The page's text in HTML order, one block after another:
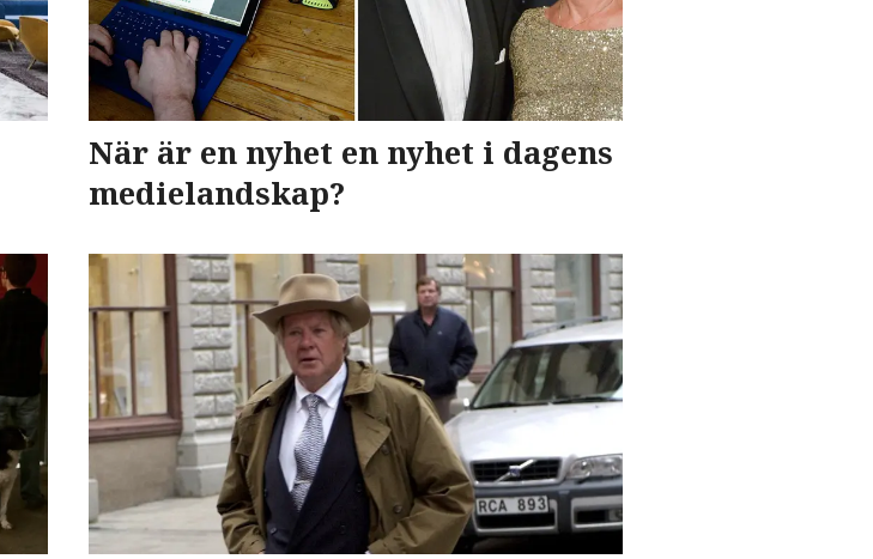
När är en nyhet en nyhet i dagens
medielandskap?